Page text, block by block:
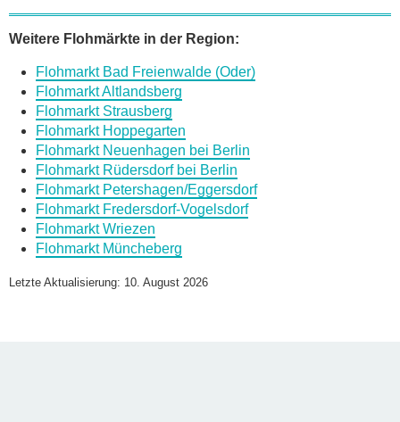
E-Mail*
Daten des Flohmarkts
Name des Flohmarkts
Weitere Flohmärkte in der Region:
Flohmarkt Bad Freienwalde (Oder)
Flohmarkt Altlandsberg
Flohmarkt Strausberg
Flohmarkt Hoppegarten
Flohmarkt Neuenhagen bei Berlin
Flohmarkt Rüdersdorf bei Berlin
Flohmarkt Petershagen/Eggersdorf
Flohmarkt Fredersdorf-Vogelsdorf
Flohmarkt Wriezen
Flohmarkt Müncheberg
Letzte Aktualisierung: 10. August 2026